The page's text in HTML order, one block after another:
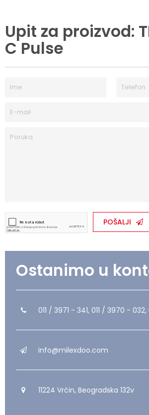
Upit za proizvod:
C Pulse
POŠALJI
Ostanimo u
011 / 3971 - 341, 011 / 3970 -
info@milexdoo.com
11224 Vrčin, Beogradska 132v